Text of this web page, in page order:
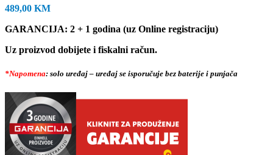
489,00 KM
GARANCIJA: 2 + 1 godina (uz Online registraciju)
Uz proizvod dobijete i fiskalni račun.
*Napomena: solo uređaj – uređaj se isporučuje bez baterije i punjača